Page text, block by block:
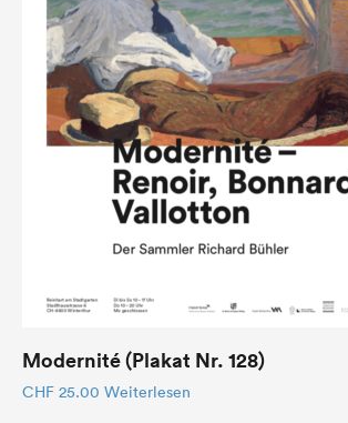
Modernité (Plakat Nr. 128)
CHF 25.00 Weiterlesen